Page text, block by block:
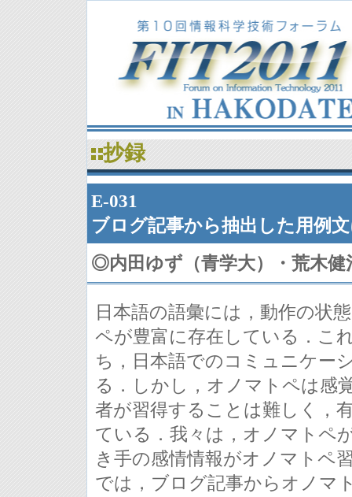
抄録
E-031
ブログ記事から抽出した用例
◎内田ゆず（青学大）・荒木
日本語の語彙には，動作の状
ペが豊富に存在している．こ
ち，日本語でのコミュニケー
る．しかし，オノマトペは感
者が習得することは難しく，
ている．我々は，オノマトペ
き手の感情情報がオノマトペ
では，ブログ記事からオノマ